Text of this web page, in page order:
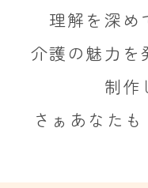
理解を深め
介護の魅力を
制作
さぁあなた